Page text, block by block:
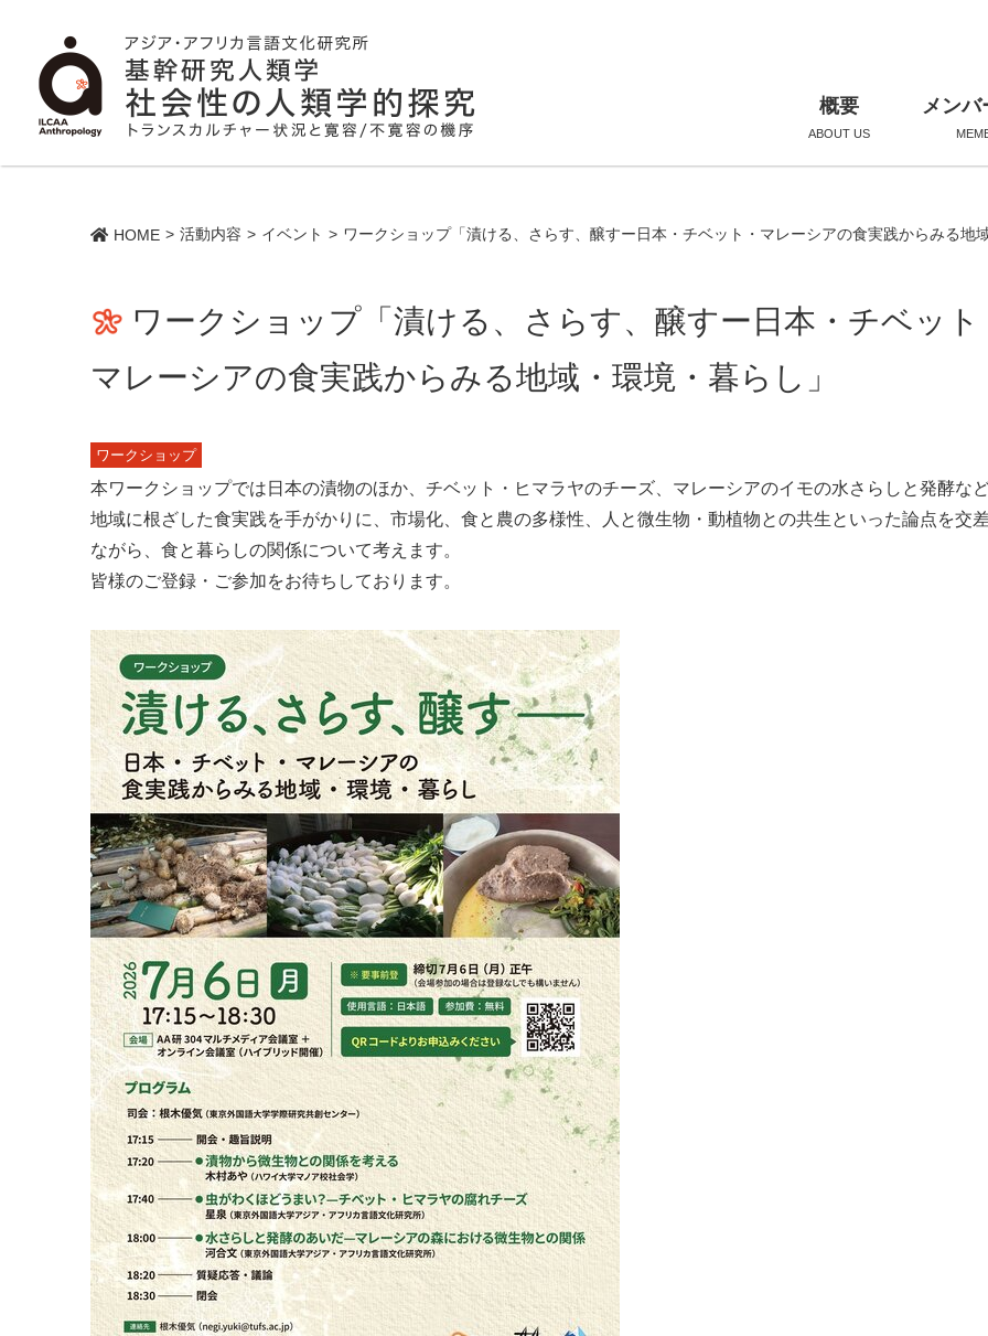
概要
ABOUT US
メン
HOME 活動内容 イベント ワークショップ「漬ける、さらす、醸すー日本・チベット・マレーシアの食実践からみる地
ワークショップ「漬ける、さらす、醸すー日本・チベット
マレーシアの食実践からみる地域・環境・暮らし」
ワークショップ
本ワークショップでは日本の漬物のほか、チベット・ヒマラヤのチーズ、マレーシアのイモの水さらしと発酵な
地域に根ざした食実践を手がかりに、市場化、食と農の多様性、人と微生物・動植物との共生といった論点を交
ながら、食と暮らしの関係について考えます。
皆様のご登録・ご参加をお待ちしております。